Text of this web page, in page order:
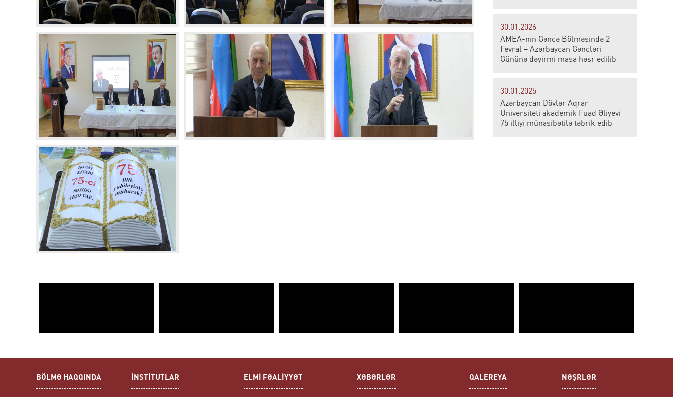
30.01.2026
AMEA-nın Gəncə Bölməsində 2
Fevral – Azərbaycan Gəncləri
Gününə dəyirmi masa həsr edilib
30.01.2025
Azərbaycan Dövlər Aqrar
Universiteti akademik Fuad Əliyevi
75 illiyi münasibətilə təbrik edib
BÖLMƏ HAQQINDA İNSTİTUTLAR ELMİ FƏALİYYƏT XƏBƏRLƏR QALEREYA NƏŞRLƏR